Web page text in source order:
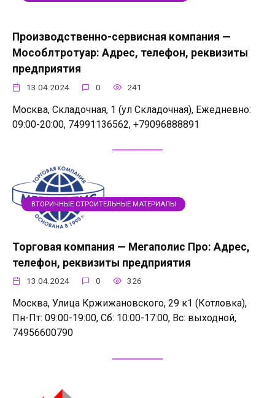
Производственно-сервисная компания —
Мособлтротуар: Адрес, телефон, реквизиты
предприятия
13.04.2024 0 241
Москва, Складочная, 1 (ул Складочная), Ежедневно:
09:00-20:00, 74991136562, +79096888891
ВТОРИЧНЫЕ СТРОИТЕЛЬНЫЕ МАТЕРИАЛЫ
Торговая компания — Мегаполис Про: Адрес,
телефон, реквизиты предприятия
13.04.2024 0 326
Москва, Улица Кржижановского, 29 к1 (Котловка),
Пн-Пт: 09:00-19:00, Сб: 10:00-17:00, Вс: выходной,
74956600790